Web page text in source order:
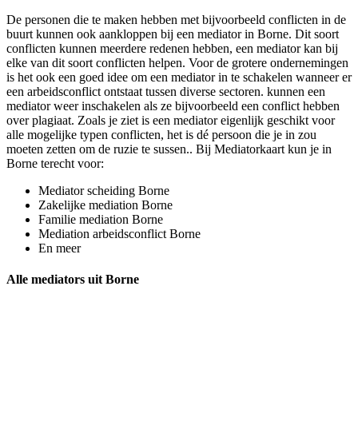
De personen die te maken hebben met bijvoorbeeld conflicten in de
buurt kunnen ook aankloppen bij een mediator in Borne. Dit soort
conflicten kunnen meerdere redenen hebben, een mediator kan bij
elke van dit soort conflicten helpen. Voor de grotere ondernemingen
is het ook een goed idee om een mediator in te schakelen wanneer er
een arbeidsconflict ontstaat tussen diverse sectoren. kunnen een
mediator weer inschakelen als ze bijvoorbeeld een conflict hebben
over plagiaat. Zoals je ziet is een mediator eigenlijk geschikt voor
alle mogelijke typen conflicten, het is dé persoon die je in zou
moeten zetten om de ruzie te sussen.. Bij Mediatorkaart kun je in
Borne terecht voor:
Mediator scheiding Borne
Zakelijke mediation Borne
Familie mediation Borne
Mediation arbeidsconflict Borne
En meer
Alle mediators uit Borne